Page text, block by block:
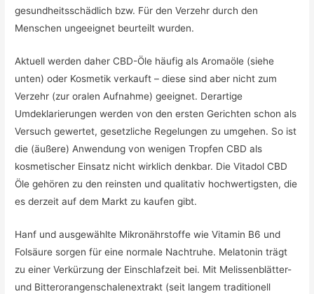
gesundheitsschädlich bzw. Für den Verzehr durch den
Menschen ungeeignet beurteilt wurden.
Aktuell werden daher CBD-Öle häufig als Aromaöle (siehe
unten) oder Kosmetik verkauft – diese sind aber nicht zum
Verzehr (zur oralen Aufnahme) geeignet. Derartige
Umdeklarierungen werden von den ersten Gerichten schon als
Versuch gewertet, gesetzliche Regelungen zu umgehen. So ist
die (äußere) Anwendung von wenigen Tropfen CBD als
kosmetischer Einsatz nicht wirklich denkbar. Die Vitadol CBD
Öle gehören zu den reinsten und qualitativ hochwertigsten, die
es derzeit auf dem Markt zu kaufen gibt.
Hanf und ausgewählte Mikronährstoffe wie Vitamin B6 und
Folsäure sorgen für eine normale Nachtruhe. Melatonin trägt
zu einer Verkürzung der Einschlafzeit bei. Mit Melissenblätter-
und Bitterorangenschalenextrakt (seit langem traditionell